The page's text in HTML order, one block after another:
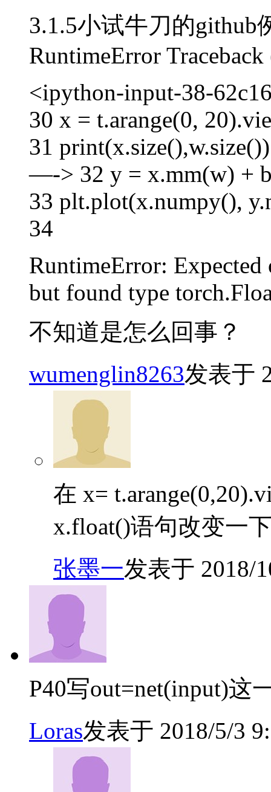
3.1.5小试牛刀的github
RuntimeError
<ipython-input-38-
30 x = t.arange(0,
31 print(x.size(),w.size())
—-> 32 y = x.mm(w) +
33 plt.plot(x.numpy(),
34
RuntimeError:
but found type
不知道是怎么回事？
wumenglin8263发表于
在 x=
x.float()语句改变一
张墨一发表于 2018/
P40写out=net(input)这
Loras发表于 2018/5/3